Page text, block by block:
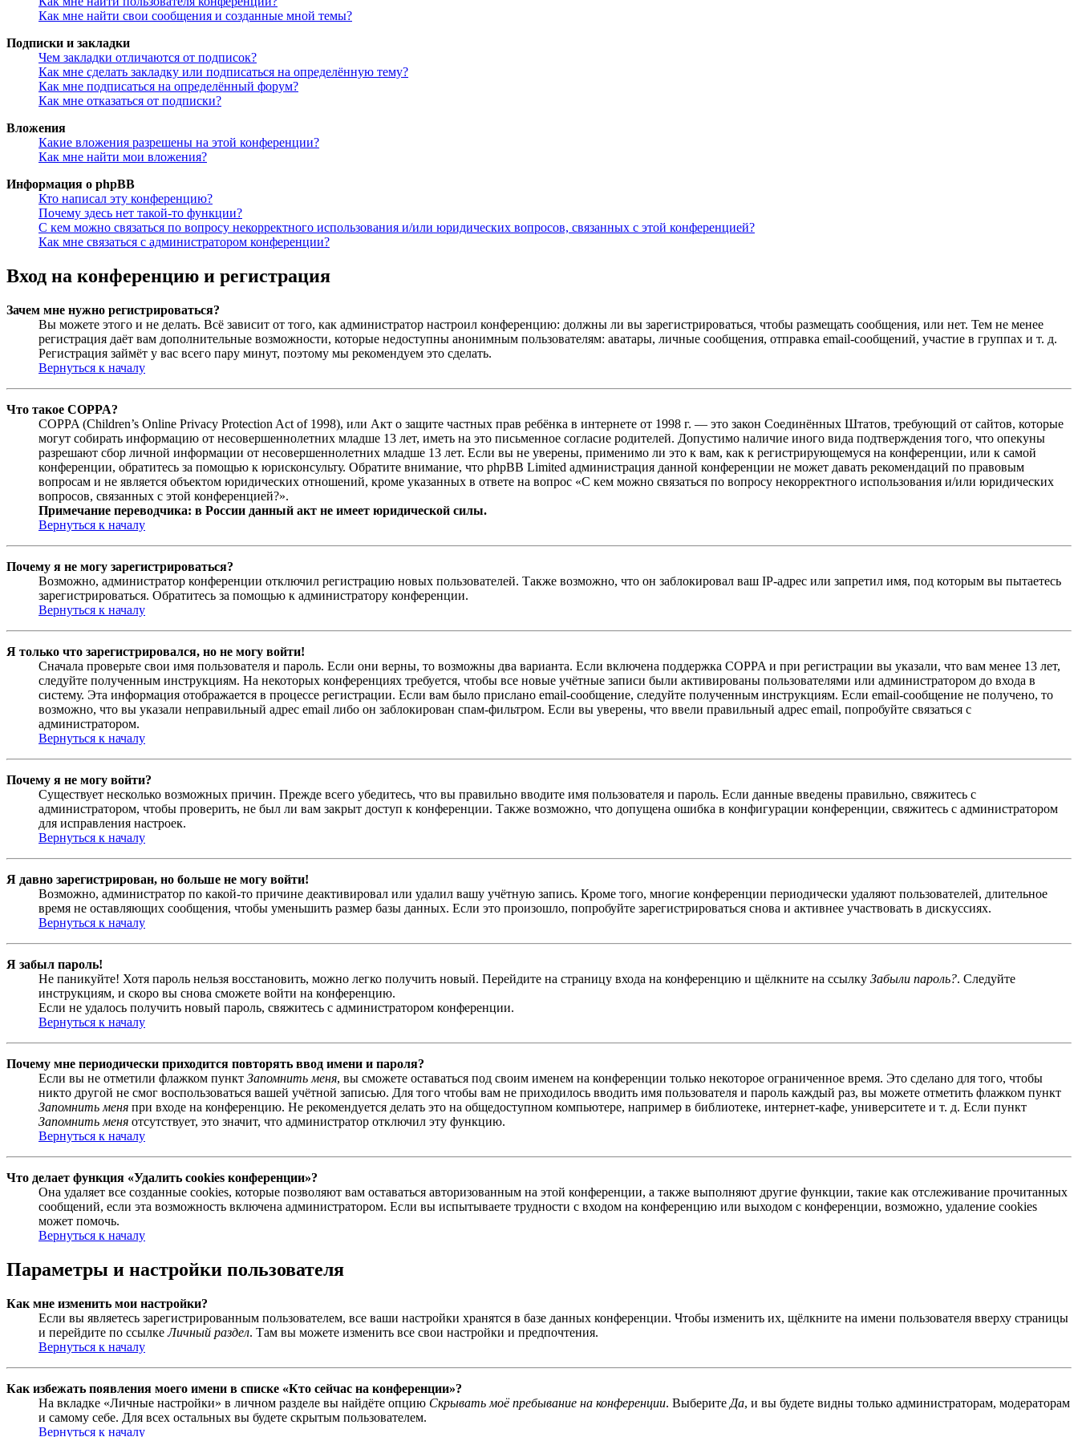
Как мне найти свои сообщения и созданные мной темы?
Подписки и закладки
Чем закладки отличаются от подписок?
Как мне сделать закладку или подписаться на определённую тему?
Как мне подписаться на определённый форум?
Как мне отказаться от подписки?
Вложения
Какие вложения разрешены на этой конференции?
Как мне найти мои вложения?
Информация о phpBB
Кто написал эту конференцию?
Почему здесь нет такой-то функции?
С кем можно связаться по вопросу некорректного использования и/или юридических вопросов, связанных с этой конференцией?
Как мне связаться с администратором конференции?
Вход на конференцию и регистрация
Зачем мне нужно регистрироваться?
Вы можете этого и не делать. Всё зависит от того, как администратор настроил конференцию: должны ли вы зарегистрироваться, чтобы размещать сообщения, или нет. Тем не менее
регистрация даёт вам дополнительные возможности, которые недоступны анонимным пользователям: аватары, личные сообщения, отправка email-сообщений, участие в группах и т. д.
Регистрация займёт у вас всего пару минут, поэтому мы рекомендуем это сделать.
Вернуться к началу
Что такое COPPA?
COPPA (Children’s Online Privacy Protection Act of 1998), или Акт о защите частных прав ребёнка в интернете от 1998 г. — это закон Соединённых Штатов, требующий от сайтов, которые
могут собирать информацию от несовершеннолетних младше 13 лет, иметь на это письменное согласие родителей. Допустимо наличие иного вида подтверждения того, что опекуны
разрешают сбор личной информации от несовершеннолетних младше 13 лет. Если вы не уверены, применимо ли это к вам, как к регистрирующемуся на конференции, или к самой
конференции, обратитесь за помощью к юрисконсульту. Обратите внимание, что phpBB Limited администрация данной конференции не может давать рекомендаций по правовым
вопросам и не является объектом юридических отношений, кроме указанных в ответе на вопрос «С кем можно связаться по вопросу некорректного использования и/или юридических
вопросов, связанных с этой конференцией?».
Примечание переводчика: в России данный акт не имеет юридической силы.
Вернуться к началу
Почему я не могу зарегистрироваться?
Возможно, администратор конференции отключил регистрацию новых пользователей. Также возможно, что он заблокировал ваш IP-адрес или запретил имя, под которым вы пытаетесь
зарегистрироваться. Обратитесь за помощью к администратору конференции.
Вернуться к началу
Я только что зарегистрировался, но не могу войти!
Сначала проверьте свои имя пользователя и пароль. Если они верны, то возможны два варианта. Если включена поддержка COPPA и при регистрации вы указали, что вам менее 13 лет,
следуйте полученным инструкциям. На некоторых конференциях требуется, чтобы все новые учётные записи были активированы пользователями или администратором до входа в
систему. Эта информация отображается в процессе регистрации. Если вам было прислано email-сообщение, следуйте полученным инструкциям. Если email-сообщение не получено, то
возможно, что вы указали неправильный адрес email либо он заблокирован спам-фильтром. Если вы уверены, что ввели правильный адрес email, попробуйте связаться с
администратором.
Вернуться к началу
Почему я не могу войти?
Существует несколько возможных причин. Прежде всего убедитесь, что вы правильно вводите имя пользователя и пароль. Если данные введены правильно, свяжитесь с
администратором, чтобы проверить, не был ли вам закрыт доступ к конференции. Также возможно, что допущена ошибка в конфигурации конференции, свяжитесь с администратором
для исправления настроек.
Вернуться к началу
Я давно зарегистрирован, но больше не могу войти!
Возможно, администратор по какой-то причине деактивировал или удалил вашу учётную запись. Кроме того, многие конференции периодически удаляют пользователей, длительное
время не оставляющих сообщения, чтобы уменьшить размер базы данных. Если это произошло, попробуйте зарегистрироваться снова и активнее участвовать в дискуссиях.
Вернуться к началу
Я забыл пароль!
Не паникуйте! Хотя пароль нельзя восстановить, можно легко получить новый. Перейдите на страницу входа на конференцию и щёлкните на ссылку Забыли пароль?. Следуйте
инструкциям, и скоро вы снова сможете войти на конференцию.
Если не удалось получить новый пароль, свяжитесь с администратором конференции.
Вернуться к началу
Почему мне периодически приходится повторять ввод имени и пароля?
Если вы не отметили флажком пункт Запомнить меня, вы сможете оставаться под своим именем на конференции только некоторое ограниченное время. Это сделано для того, чтобы
никто другой не смог воспользоваться вашей учётной записью. Для того чтобы вам не приходилось вводить имя пользователя и пароль каждый раз, вы можете отметить флажком пункт
Запомнить меня при входе на конференцию. Не рекомендуется делать это на общедоступном компьютере, например в библиотеке, интернет-кафе, университете и т. д. Если пункт
Запомнить меня отсутствует, это значит, что администратор отключил эту функцию.
Вернуться к началу
Что делает функция «Удалить cookies конференции»?
Она удаляет все созданные cookies, которые позволяют вам оставаться авторизованным на этой конференции, а также выполняют другие функции, такие как отслеживание прочитанных
сообщений, если эта возможность включена администратором. Если вы испытываете трудности с входом на конференцию или выходом с конференции, возможно, удаление cookies
может помочь.
Вернуться к началу
Параметры и настройки пользователя
Как мне изменить мои настройки?
Если вы являетесь зарегистрированным пользователем, все ваши настройки хранятся в базе данных конференции. Чтобы изменить их, щёлкните на имени пользователя вверху страницы
и перейдите по ссылкеЛичный раздел. Там вы можете изменить все свои настройки и предпочтения.
Вернуться к началу
Как избежать появления моего имени в списке «Кто сейчас на конференции»?
На вкладке «Личные настройки» в личном разделе вы найдёте опцию Скрывать моё пребывание на конференции. Выберите Да, и вы будете видны только администраторам, модераторам
и самому себе. Для всех остальных вы будете скрытым пользователем.
Вернуться к началу